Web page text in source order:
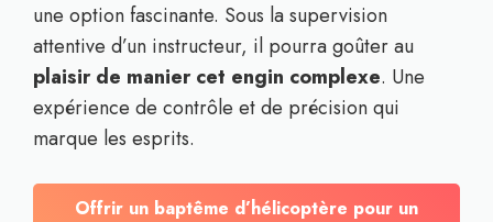
une option fascinante. Sous la supervision
attentive d’un instructeur, il pourra goûter au
plaisir de manier cet engin complexe. Une
expérience de contrôle et de précision qui
marque les esprits.
Offrir un baptême d’hélicoptère pour un